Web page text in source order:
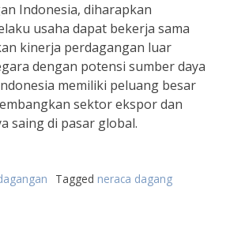
Indonesia, diharapkan
usaha dapat bekerja sama
kinerja perdagangan luar
dengan potensi sumber daya
memiliki peluang besar
sektor ekspor dan
saing di pasar global.
Tagged neraca dagang